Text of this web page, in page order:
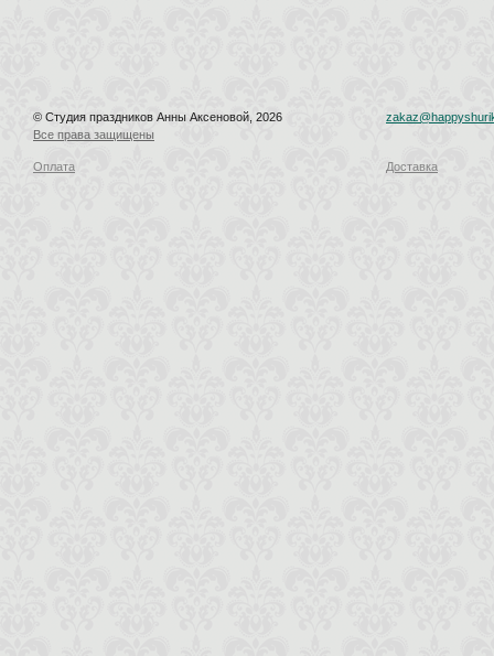
© Студия праздников Анны Аксеновой, 2026
Все права защищены
Оплата Доставка